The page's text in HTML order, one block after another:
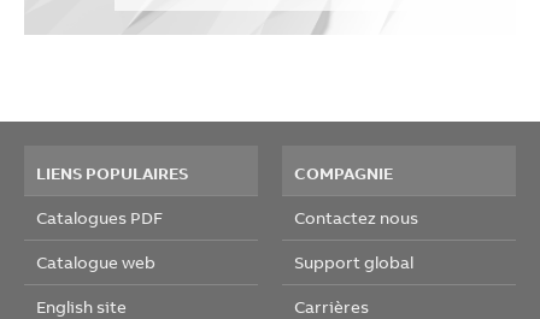
LIENS POPULAIRES
Catalogues PDF
Catalogue web
English site
COMPAGNIE
Contactez nous
Support global
Carrières